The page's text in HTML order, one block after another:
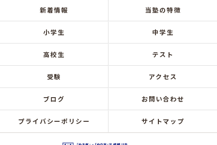
新着情報 当塾の特徴
小学生 中学生
高校生 テスト
受験 アクセス
ブログ お問い合わせ
プライバシーポリシー サイトマップ